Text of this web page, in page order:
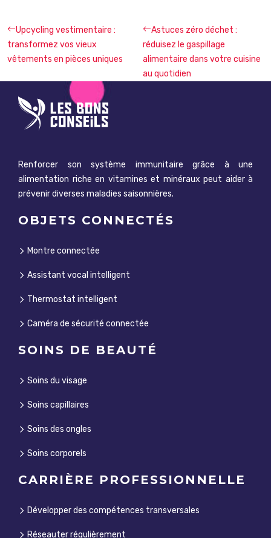
Upcycling vestimentaire :
transformez vos vieux
vêtements en pièces uniques
Astuces zéro déchet :
réduisez le gaspillage
alimentaire dans votre cuisine
au quotidien
Renforcer son système immunitaire grâce à une
alimentation riche en vitamines et minéraux peut aider à
prévenir diverses maladies saisonnières.
OBJETS CONNECTÉS
Montre connectée
Assistant vocal intelligent
Thermostat intelligent
Caméra de sécurité connectée
SOINS DE BEAUTÉ
Soins du visage
Soins capillaires
Soins des ongles
Soins corporels
CARRIÈRE PROFESSIONNELLE
Développer des compétences transversales
Réseauter régulièrement